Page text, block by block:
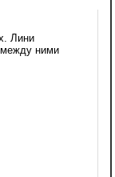
Лини
ними